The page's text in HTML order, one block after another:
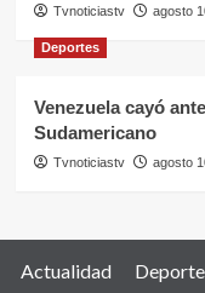
Tvnoticiastv agosto
Deportes
Venezuela cayó
Sudamericano
Tvnoticiastv agosto
Actualidad